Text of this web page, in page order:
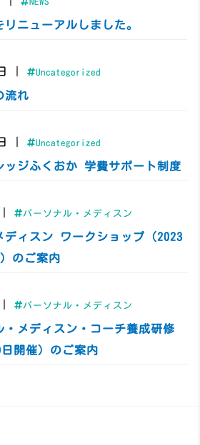
リニューアルしました。
Uncategorized
流れ
Uncategorized
ッジふくおか 学費サポート制度
パーソナル・メディスン
ディスン ワークショップ（2023
のご案内
パーソナル・メディスン
・メディスン・コーチ養成研修
日開催）のご案内